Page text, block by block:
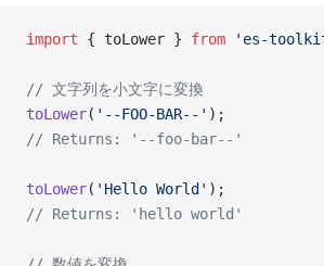
import { toLower } from 'es-
// 文字列を小文字に変換
toLower( '--FOO-BAR--' );
// Returns: '--foo-bar--'
toLower( 'Hello World' );
// Returns: 'hello world'